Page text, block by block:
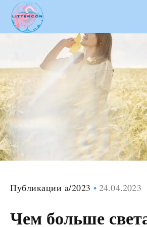
LITTERcon
Публикации a/2023 24.04.2023
Чем больше